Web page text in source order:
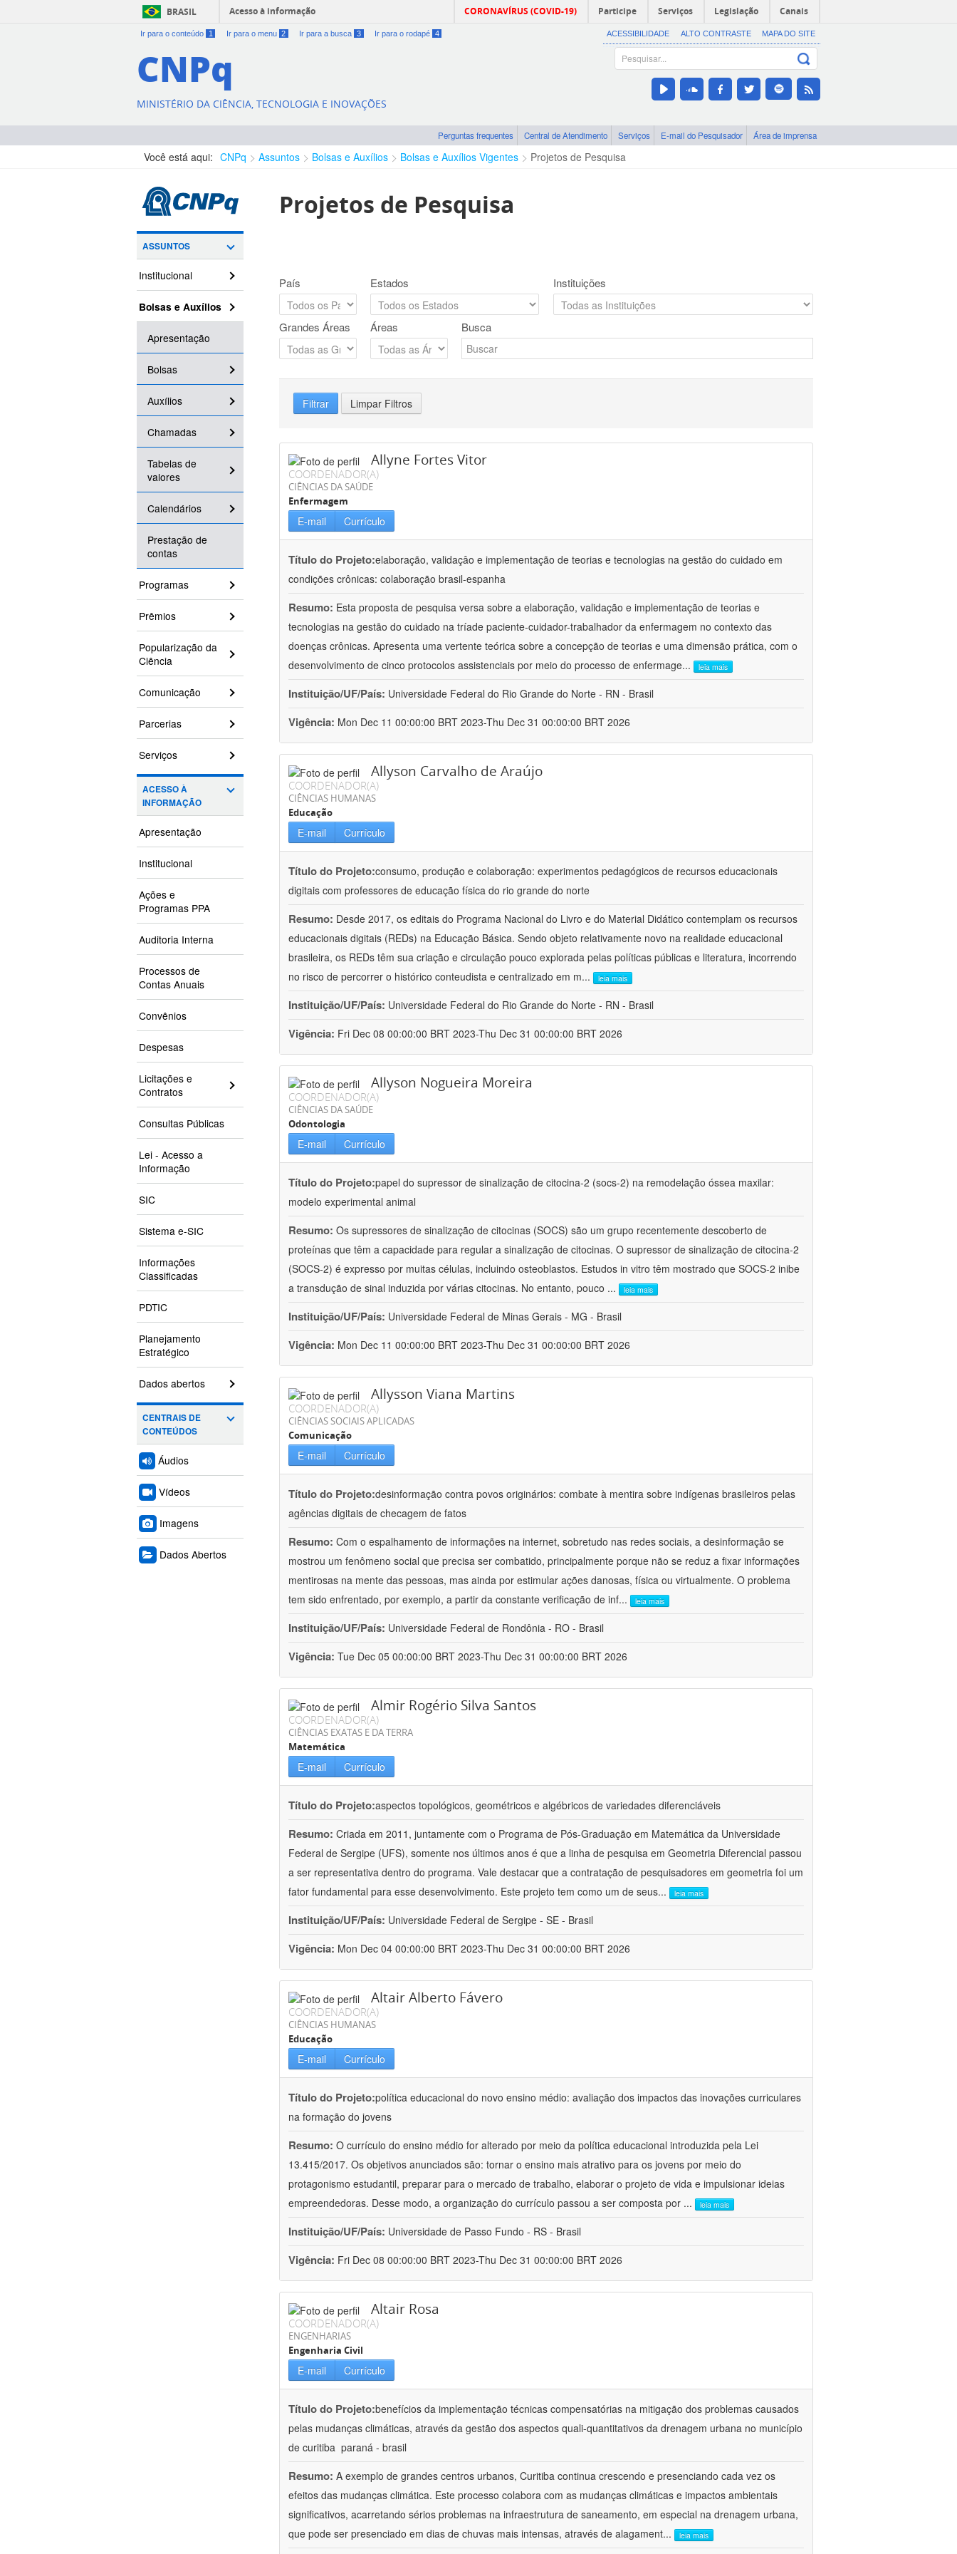
BRASIL Acesso à informação CORONAVÍRUS (COVID-19) Participe Serviços Legislação Canais
Ir para o conteúdo 1 Ir para o menu 2 Ir para a busca 3 Ir para o rodapé 4 ACESSIBILIDADE ALTO CONTRASTE MAPA DO SITE
CNPq
MINISTÉRIO DA CIÊNCIA, TECNOLOGIA E INOVAÇÕES
Perguntas frequentes Central de Atendimento Serviços E-mail do Pesquisador Área de imprensa
Você está aqui: CNPq Assuntos Bolsas e Auxílios Bolsas e Auxílios Vigentes Projetos de Pesquisa
ASSUNTOS
Institucional
Bolsas e Auxílios
Apresentação
Bolsas
Auxílios
Chamadas
Tabelas de
valores
Calendários
Prestação de
contas
Programas
Prêmios
Popularização da
Ciência
Comunicação
Parcerias
Serviços
ACESSO À
INFORMAÇÃO
Apresentação
Institucional
Ações e
Programas PPA
Auditoria Interna
Processos de
Contas Anuais
Convênios
Despesas
Licitações e
Contratos
Consultas Públicas
Lei - Acesso a
Informação
SIC
Sistema e-SIC
Informações
Classificadas
PDTIC
Planejamento
Estratégico
Dados abertos
CENTRAIS DE
CONTEÚDOS
Áudios
Vídeos
Imagens
Dados Abertos
Projetos de Pesquisa
País Estados Instituições
Grandes Áreas Áreas Busca
Filtrar Limpar Filtros
Allyne Fortes Vitor
COORDENADOR(A)
CIÊNCIAS DA SAÚDE
Enfermagem
E-mail Currículo
Título do Projeto:elaboração, validaçâo e implementação de teorias e tecnologias na gestão do cuidado em
condições crônicas: colaboração brasil-espanha
Resumo: Esta proposta de pesquisa versa sobre a elaboração, validação e implementação de teorias e
tecnologias na gestão do cuidado na tríade paciente-cuidador-trabalhador da enfermagem no contexto das
doenças crônicas. Apresenta uma vertente teórica sobre a concepção de teorias e uma dimensão prática, com o
desenvolvimento de cinco protocolos assistenciais por meio do processo de enfermage... leia mais
Instituição/UF/País: Universidade Federal do Rio Grande do Norte - RN - Brasil
Vigência: Mon Dec 11 00:00:00 BRT 2023-Thu Dec 31 00:00:00 BRT 2026
Allyson Carvalho de Araújo
COORDENADOR(A)
CIÊNCIAS HUMANAS
Educação
E-mail Currículo
Título do Projeto:consumo, produção e colaboração: experimentos pedagógicos de recursos educacionais
digitais com professores de educação física do rio grande do norte
Resumo: Desde 2017, os editais do Programa Nacional do Livro e do Material Didático contemplam os recursos
educacionais digitais (REDs) na Educação Básica. Sendo objeto relativamente novo na realidade educacional
brasileira, os REDs têm sua criação e circulação pouco explorada pelas políticas públicas e literatura, incorrendo
no risco de percorrer o histórico conteudista e centralizado em m... leia mais
Instituição/UF/País: Universidade Federal do Rio Grande do Norte - RN - Brasil
Vigência: Fri Dec 08 00:00:00 BRT 2023-Thu Dec 31 00:00:00 BRT 2026
Allyson Nogueira Moreira
COORDENADOR(A)
CIÊNCIAS DA SAÚDE
Odontologia
E-mail Currículo
Título do Projeto:papel do supressor de sinalização de citocina-2 (socs-2) na remodelação óssea maxilar:
modelo experimental animal
Resumo: Os supressores de sinalização de citocinas (SOCS) são um grupo recentemente descoberto de
proteínas que têm a capacidade para regular a sinalização de citocinas. O supressor de sinalização de citocina-2
(SOCS-2) é expresso por muitas células, incluindo osteoblastos. Estudos in vitro têm mostrado que SOCS-2 inibe
a transdução de sinal induzida por várias citocinas. No entanto, pouco ... leia mais
Instituição/UF/País: Universidade Federal de Minas Gerais - MG - Brasil
Vigência: Mon Dec 11 00:00:00 BRT 2023-Thu Dec 31 00:00:00 BRT 2026
Allysson Viana Martins
COORDENADOR(A)
CIÊNCIAS SOCIAIS APLICADAS
Comunicação
E-mail Currículo
Título do Projeto:desinformação contra povos originários: combate à mentira sobre indígenas brasileiros pelas
agências digitais de checagem de fatos
Resumo: Com o espalhamento de informações na internet, sobretudo nas redes sociais, a desinformação se
mostrou um fenômeno social que precisa ser combatido, principalmente porque não se reduz a fixar informações
mentirosas na mente das pessoas, mas ainda por estimular ações danosas, física ou virtualmente. O problema
tem sido enfrentado, por exemplo, a partir da constante verificação de inf... leia mais
Instituição/UF/País: Universidade Federal de Rondônia - RO - Brasil
Vigência: Tue Dec 05 00:00:00 BRT 2023-Thu Dec 31 00:00:00 BRT 2026
Almir Rogério Silva Santos
COORDENADOR(A)
CIÊNCIAS EXATAS E DA TERRA
Matemática
E-mail Currículo
Título do Projeto:aspectos topológicos, geométricos e algébricos de variedades diferenciáveis
Resumo: Criada em 2011, juntamente com o Programa de Pós-Graduação em Matemática da Universidade
Federal de Sergipe (UFS), somente nos últimos anos é que a linha de pesquisa em Geometria Diferencial passou
a ser representativa dentro do programa. Vale destacar que a contratação de pesquisadores em geometria foi um
fator fundamental para esse desenvolvimento. Este projeto tem como um de seus... leia mais
Instituição/UF/País: Universidade Federal de Sergipe - SE - Brasil
Vigência: Mon Dec 04 00:00:00 BRT 2023-Thu Dec 31 00:00:00 BRT 2026
Altair Alberto Fávero
COORDENADOR(A)
CIÊNCIAS HUMANAS
Educação
E-mail Currículo
Título do Projeto:política educacional do novo ensino médio: avaliação dos impactos das inovações curriculares
na formação do jovens
Resumo: O currículo do ensino médio for alterado por meio da política educacional introduzida pela Lei
13.415/2017. Os objetivos anunciados são: tornar o ensino mais atrativo para os jovens por meio do
protagonismo estudantil, preparar para o mercado de trabalho, elaborar o projeto de vida e impulsionar ideias
empreendedoras. Desse modo, a organização do currículo passou a ser composta por ... leia mais
Instituição/UF/País: Universidade de Passo Fundo - RS - Brasil
Vigência: Fri Dec 08 00:00:00 BRT 2023-Thu Dec 31 00:00:00 BRT 2026
Altair Rosa
COORDENADOR(A)
ENGENHARIAS
Engenharia Civil
E-mail Currículo
Título do Projeto:benefícios da implementação técnicas compensatórias na mitigação dos problemas causados
pelas mudanças climáticas, através da gestão dos aspectos quali-quantitativos da drenagem urbana no município
de curitiba  paraná - brasil
Resumo: A exemplo de grandes centros urbanos, Curitiba continua crescendo e presenciando cada vez os
efeitos das mudanças climática. Este processo colabora com as mudanças climáticas e impactos ambientais
significativos, acarretando sérios problemas na infraestrutura de saneamento, em especial na drenagem urbana,
que pode ser presenciado em dias de chuvas mais intensas, através de alagament... leia mais